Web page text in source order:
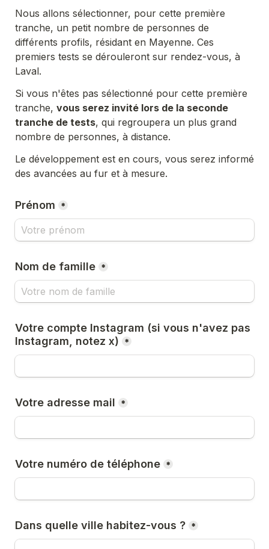
Nous allons sélectionner, pour cette première
tranche, un petit nombre de personnes de
différents profils, résidant en Mayenne. Ces
premiers tests se dérouleront sur rendez-vous, à
Laval.
Si vous n'êtes pas sélectionné pour cette première
tranche, vous serez invité lors de la seconde
tranche de tests, qui regroupera un plus grand
nombre de personnes, à distance.
Le développement est en cours, vous serez informé
des avancées au fur et à mesure.
Prénom *
Nom de famille *
Votre compte Instagram (si vous n'avez pas
Instagram, notez x)
*
Votre adresse mail *
Votre numéro de téléphone *
Dans quelle ville habitez-vous ? *